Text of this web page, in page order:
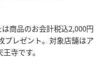
商品のお会計税込2,000円
プレゼント。対象店舗はア
寺です。